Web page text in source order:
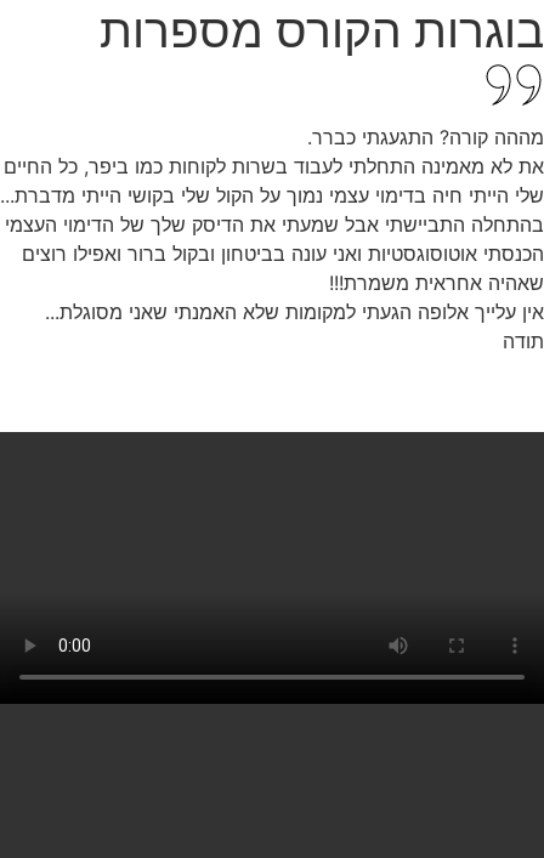
בוגרות הקורס מספרות
מההה קורה? התגעגתי כברר.
את לא מאמינה התחלתי לעבוד בשרות לקוחות כמו ביפר, כל החיים
שלי הייתי חיה בדימוי עצמי נמוך על הקול שלי בקושי הייתי מדברת...
בהתחלה התביישתי אבל שמעתי את הדיסק שלך של הדימוי העצמי
הכנסתי אוטוסוגסטיות ואני עונה בביטחון ובקול ברור ואפילו רוצים
שאהיה אחראית משמרת!!!
אין עלייך אלופה הגעתי למקומות שלא האמנתי שאני מסוגלת...
תודה